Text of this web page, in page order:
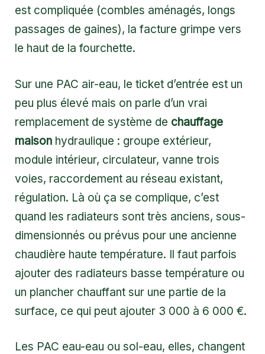
est compliquée (combles aménagés, longs
passages de gaines), la facture grimpe vers
le haut de la fourchette.
Sur une PAC air-eau, le ticket d’entrée est un
peu plus élevé mais on parle d’un vrai
remplacement de système de chauffage
maison hydraulique : groupe extérieur,
module intérieur, circulateur, vanne trois
voies, raccordement au réseau existant,
régulation. Là où ça se complique, c’est
quand les radiateurs sont très anciens, sous-
dimensionnés ou prévus pour une ancienne
chaudière haute température. Il faut parfois
ajouter des radiateurs basse température ou
un plancher chauffant sur une partie de la
surface, ce qui peut ajouter 3 000 à 6 000 €.
Les PAC eau-eau ou sol-eau, elles, changent